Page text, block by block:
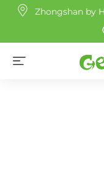
Zhongshan by